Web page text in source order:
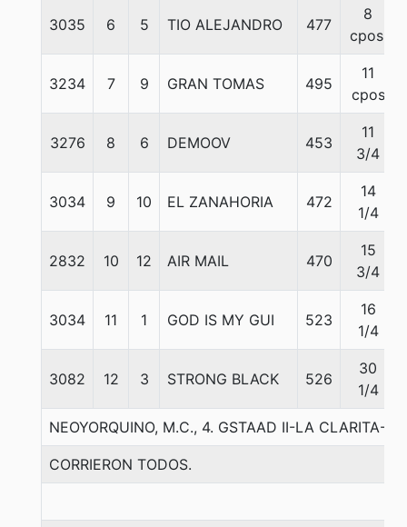
3035 6 5 TIO ALEJANDRO 477
8
cpos.
3234 7 9 GRAN TOMAS 495
11
cpos
3276 8 6 DEMOOV 453
11
3/4
3034 9 10 EL ZANAHORIA 472
14
1/4
2832 10 12 AIR MAIL 470
15
3/4
3034 11 1 GOD IS MY GUI 523
16
1/4
3082 12 3 STRONG BLACK 526
30
1/4
NEOYORQUINO, M.C., 4. GSTAAD II-LA CLARITA-
CORRIERON TODOS.